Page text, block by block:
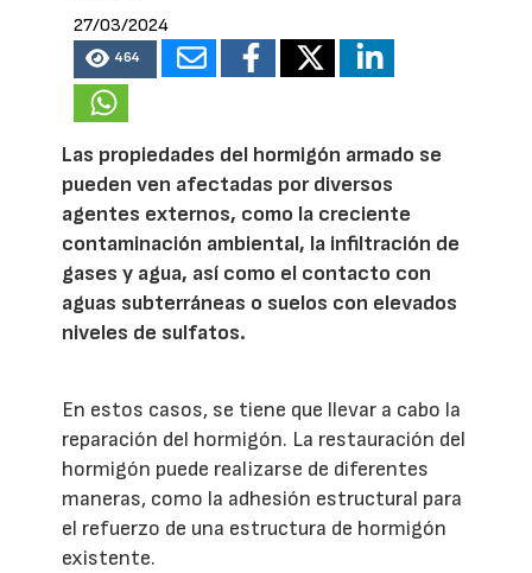
27/03/2024
464
Las propiedades del hormigón armado se
pueden ven afectadas por diversos
agentes externos, como la creciente
contaminación ambiental, la infiltración de
gases y agua, así como el contacto con
aguas subterráneas o suelos con elevados
niveles de sulfatos.
En estos casos, se tiene que llevar a cabo la
reparación del hormigón. La restauración del
hormigón puede realizarse de diferentes
maneras, como la adhesión estructural para
el refuerzo de una estructura de hormigón
existente.